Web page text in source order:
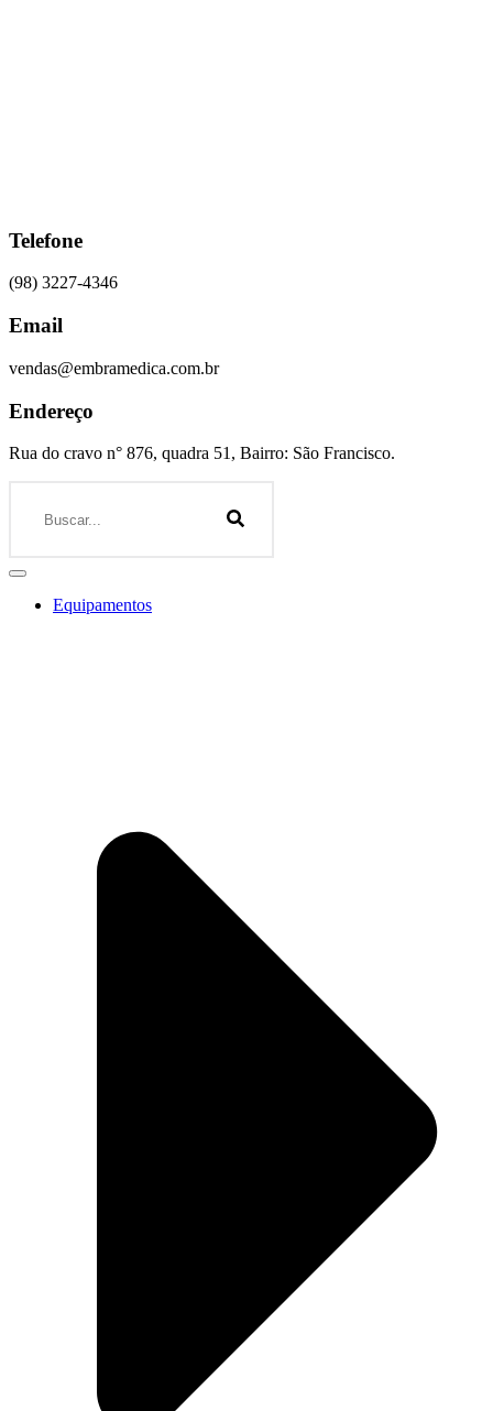
Telefone
(98) 3227-4346
Email
vendas@embramedica.com.br
Endereço
Rua do cravo n° 876, quadra 51, Bairro: São Francisco.
Equipamentos